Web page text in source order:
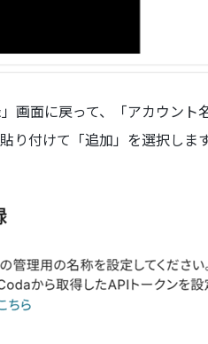
画面に戻って、「アカウン
り付けて「追加」を選択しま